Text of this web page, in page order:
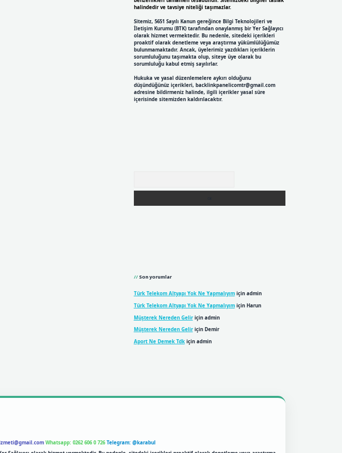
halindedir ve tavsiye niteliği taşımazlar.
Sitemiz, 5651 Sayılı Kanun gereğince Bilgi Teknolojileri ve
İletişim Kurumu (BTK) tarafından onaylanmış bir Yer Sağlayıcı
olarak hizmet vermektedir. Bu nedenle, sitedeki içerikleri
proaktif olarak denetleme veya araştırma yükümlülüğümüz
bulunmamaktadır. Ancak, üyelerimiz yazdıkları içeriklerin
sorumluluğunu taşımakta olup, siteye üye olarak bu
sorumluluğu kabul etmiş sayılırlar.
Hukuka ve yasal düzenlemelere aykırı olduğunu
düşündüğünüz içerikleri, backlinkpanelicomtr@gmail.com
adresine bildirmeniz halinde, ilgili içerikler yasal süre
içerisinde sitemizden kaldırılacaktır.
Son yorumlar
Türk Telekom Altyapı Yok Ne Yapmalıyımiçin admin
Türk Telekom Altyapı Yok Ne Yapmalıyımiçin Harun
Müşterek Nereden Geliriçin admin
Müşterek Nereden Geliriçin Demir
Aport Ne Demek Tdkiçin admin
Whatsapp: 0262 606 0 726 Telegram: @karabul